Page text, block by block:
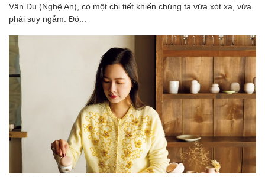
Vân Du (Nghệ An), có một chi tiết khiến chúng ta vừa xót xa, vừa
phải suy ngẫm: Đó...